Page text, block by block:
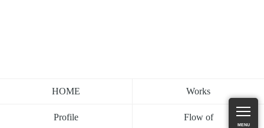
MENU
HOME Works
Profile Flow of